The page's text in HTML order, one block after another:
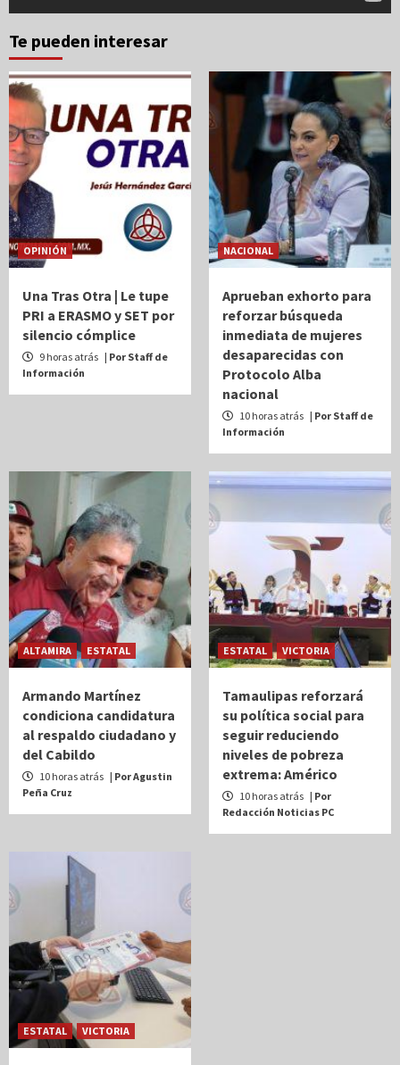
Te pueden interesar
OPINIÓN
Una Tras Otra | Le tupe
PRI a ERASMO y SET por
silencio cómplice
9 horas atrás | Por Staff de
Información
NACIONAL
Aprueban exhorto para
reforzar búsqueda
inmediata de mujeres
desaparecidas con
Protocolo Alba
nacional
10 horas atrás | Por Staff de
Información
ALTAMIRA ESTATAL
Armando Martínez
condiciona candidatura
al respaldo ciudadano y
del Cabildo
10 horas atrás | Por Agustin
Peña Cruz
ESTATAL VICTORIA
Tamaulipas reforzará
su política social para
seguir reduciendo
niveles de pobreza
extrema: Américo
10 horas atrás | Por
Redacción Noticias PC
ESTATAL VICTORIA